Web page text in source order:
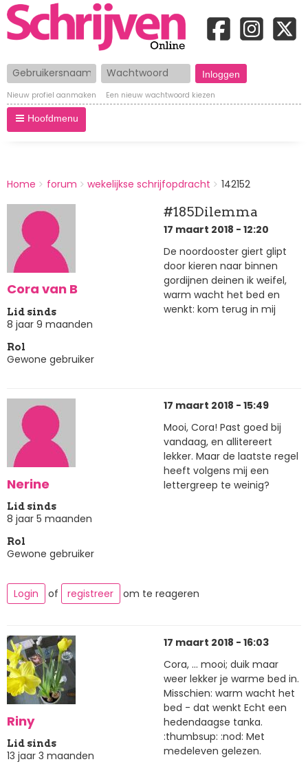
Gebruikersnaam Wachtwoord
Nieuw profiel aanmaken Een nieuw wachtwoord kiezen
Hoofdmenu
BREADCRUMBS
You
here:
Home forum wekelijkse schrijfopdracht 142152
Cora van B
Lid sinds
8 jaar 9 maanden
Rol
Gewone gebruiker
#185Dilemma
17 maart 2018 - 12:20
De noordooster giert glipt
door kieren naar binnen
gordijnen deinen ik weifel,
warm wacht het bed en
wenkt: kom terug in mij
Nerine
Lid sinds
8 jaar 5 maanden
Rol
Gewone gebruiker
17 maart 2018 - 15:49
Mooi, Cora! Past goed bij
vandaag, en allitereert
lekker. Maar de laatste regel
heeft volgens mij een
lettergreep te weinig?
Login of registreer om te reageren
Riny
Lid sinds
13 jaar 3 maanden
17 maart 2018 - 16:03
Cora, ... mooi; duik maar
weer lekker je warme bed in.
Misschien: warm wacht het
bed - dat wenkt Echt een
hedendaagse tanka.
:thumbsup: :nod: Met
medeleven gelezen.